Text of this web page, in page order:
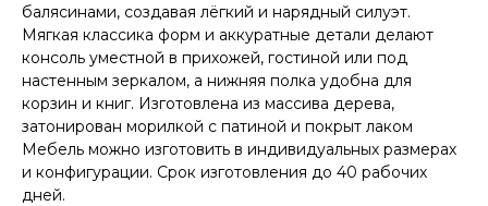
балясинами, создавая лёгкий и нарядный силуэт.
Мягкая классика форм и аккуратные детали делают
консоль уместной в прихожей, гостиной или под
настенным зеркалом, а нижняя полка удобна для
корзин и книг. Изготовлена из массива дерева,
затонирован морилкой с патиной и покрыт лаком
Мебель можно изготовить в индивидуальных размерах
и конфигурации. Срок изготовления до 40 рабочих
дней.